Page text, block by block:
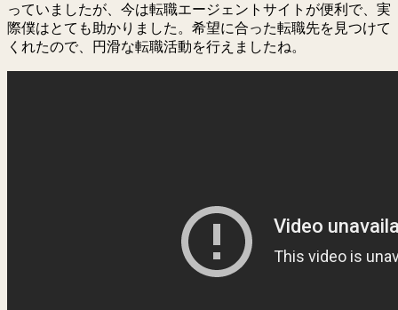
っていましたが、今は転職エージェントサイトが便利で、実
際僕はとても助かりました。希望に合った転職先を見つけて
くれたので、円滑な転職活動を行えましたね。